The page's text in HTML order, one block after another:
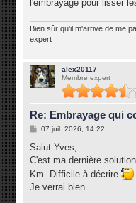
e
l'embrayage pour lisser
Bien sûr qu'il m'arrive de me
expert
alex20117
Membre expert
Re: Embrayage qui
M
s
a
e
07 juil. 2026, 14:22
Salut Yves,
C'est ma dernière
Km. Difficile à décrire
Je verrai bien.